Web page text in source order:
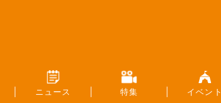
ニュース 特集 イベント